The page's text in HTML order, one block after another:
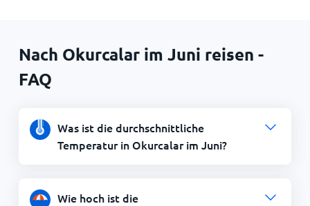
Nach Okurcalar im Juni reisen -
FAQ
Was ist die durchschnittliche
Temperatur in Okurcalar im Juni?
Wie hoch ist die